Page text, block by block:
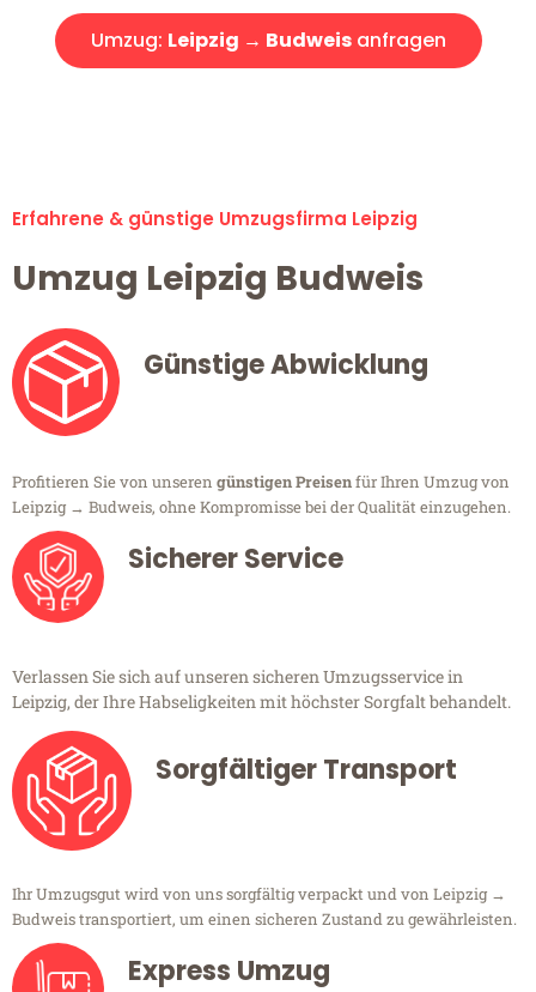
Umzug: Leipzig → Budweisanfragen
Erfahrene & günstige Umzugsfirma Leipzig
Umzug Leipzig Budweis
Günstige Abwicklung
Profitieren Sie von unseren günstigen Preisenfür Ihren Umzug von
Leipzig → Budweis, ohne Kompromisse bei der Qualität einzugehen.
Sicherer Service
Verlassen Sie sich auf unseren sicheren Umzugsservice in
Leipzig, der Ihre Habseligkeiten mit höchster Sorgfalt behandelt.
Sorgfältiger Transport
Ihr Umzugsgut wird von uns sorgfältig verpackt und von Leipzig →
Budweis transportiert, um einen sicheren Zustand zu gewährleisten.
Express Umzug